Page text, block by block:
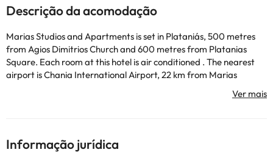
Descrição da acomodação
Marias Studios and Apartments is set in Plataniás, 500 metres
from Agios Dimitrios Church and 600 metres from Platanias
Square. Each room at this hotel is air conditioned . The nearest
airport is Chania International Airport, 22 km from Marias
diretamente através dos dados para contacto providenciados
na sua confirmação.
Informação jurídica